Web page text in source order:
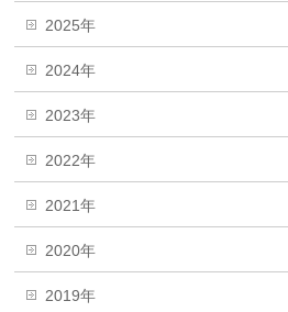
2025年
2024年
2023年
2022年
2021年
2020年
2019年